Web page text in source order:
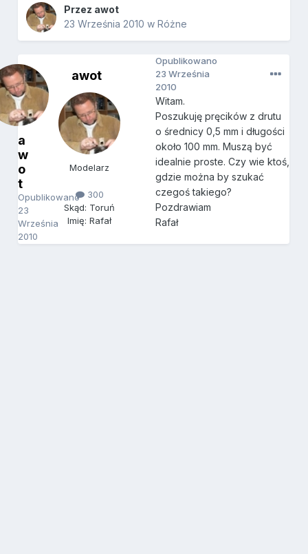
Przez awot
23 Września 2010 wRóżne
a
w
o
t
Opublikowano
23
Września
2010
awot
Modelarz
300
Skąd: Toruń
Imię: Rafał
Opublikowano
23 Września
2010
Witam.
Poszukuję pręcików z drutu
o średnicy 0,5 mm i długości
około 100 mm. Muszą być
idealnie proste. Czy wie ktoś,
gdzie można by szukać
czegoś takiego?
Pozdrawiam
Rafał